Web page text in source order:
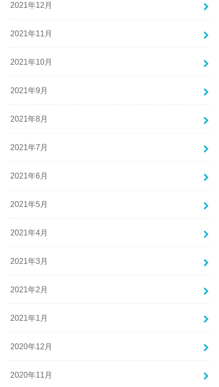
2021年12月
2021年11月
2021年10月
2021年9月
2021年8月
2021年7月
2021年6月
2021年5月
2021年4月
2021年3月
2021年2月
2021年1月
2020年12月
2020年11月